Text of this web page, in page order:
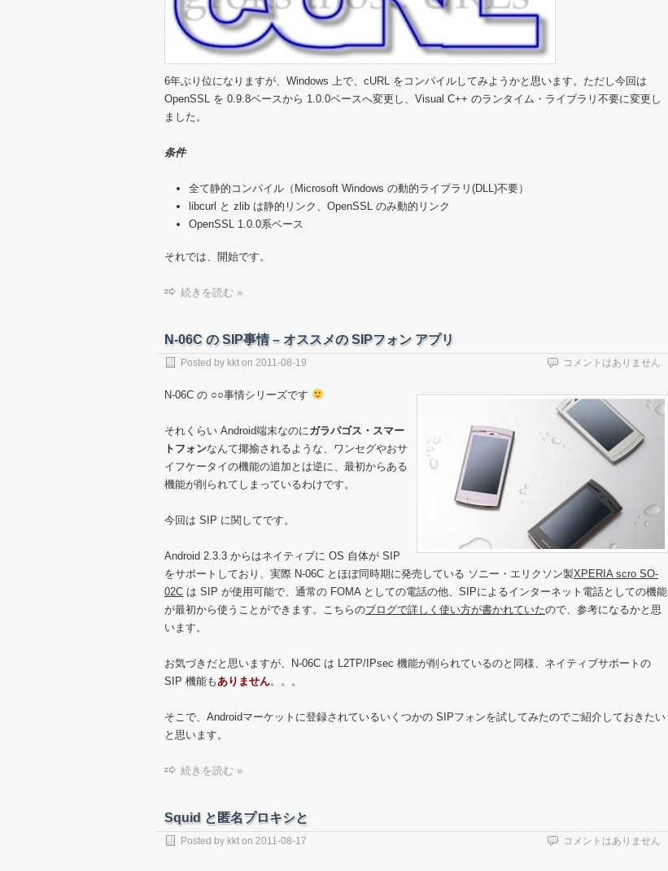
6年ぶり位になりますが、Windows 上で、cURL をコンパイルしてみようかと思います。ただし今回は
OpenSSL を 0.9.8ベースから 1.0.0ベースへ変更し、Visual C++ のランタイム・ライブラリ不要に変更し
ました。
条件
全て静的コンパイル（Microsoft Windows の動的ライブラリ(DLL)不要）
libcurl と zlib は静的リンク、OpenSSL のみ動的リンク
OpenSSL 1.0.0系ベース
それでは、開始です。
続きを読む »
N-06C の SIP事情 – オススメの SIPフォン アプリ
Posted by kkt on 2011-08-19 コメントはありません
N-06C の ○○事情シリーズです
それくらい Android端末なのにガラパゴス・スマー
トフォンなんて揶揄されるような、ワンセグやおサ
イフケータイの機能の追加とは逆に、最初からある
機能が削られてしまっているわけです。
今回は SIP に関してです。
Android 2.3.3 からはネイティブに OS 自体が SIP
をサポートしており、実際 N-06C とほぼ同時期に発売している ソニー・エリクソン製XPERIA scro SO-
02C は SIP が使用可能で、通常の FOMA としての電話の他、SIPによるインターネット電話としての機能
が最初から使うことができます。こちらのブログで詳しく使い方が書かれていたので、参考になるかと思
います。
お気づきだと思いますが、N-06C は L2TP/IPsec 機能が削られているのと同様、ネイティブサポートの
SIP 機能もありません。。。
そこで、Androidマーケットに登録されているいくつかの SIPフォンを試してみたのでご紹介しておきたい
と思います。
続きを読む »
Squid と匿名プロキシと
Posted by kkt on 2011-08-17 コメントはありません